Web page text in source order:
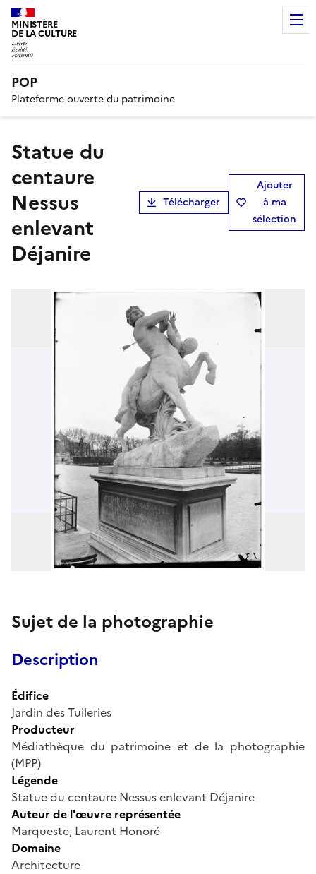
MINISTÈRE
DE LA CULTURE
POP
Plateforme ouverte du patrimoine
Statue du
centaure
Nessus
enlevant
Déjanire
Télécharger
Ajouter
à ma
sélection
Sujet de la photographie
Description
Édifice
Jardin des Tuileries
Producteur
Médiathèque du patrimoine et de la photographie
(MPP)
Légende
Statue du centaure Nessus enlevant Déjanire
Auteur de l'œuvre représentée
Marqueste, Laurent Honoré
Domaine
Architecture